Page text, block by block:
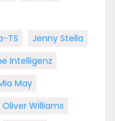
TS
Jenny Stella
Intelligenz
May
Oliver Williams